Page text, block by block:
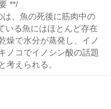
**/
、魚の死後に筋肉中の
いる魚にはほとんど存在
燥で水分が蒸発し、イノ
ノコでイノシン酸の話題
考えられる。